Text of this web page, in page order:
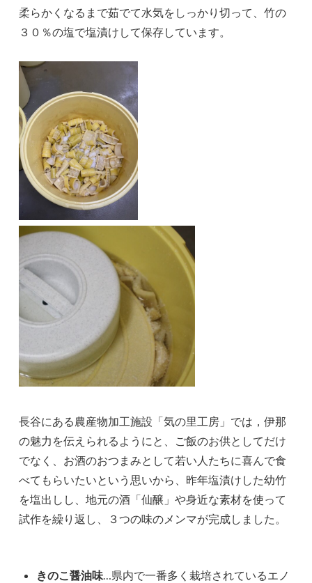
柔らかくなるまで茹でて水気をしっかり切って、竹の
３０％の塩で塩漬けして保存しています。
長谷にある農産物加工施設「気の里工房」では，伊那
の魅力を伝えられるようにと、ご飯のお供としてだけ
でなく、お酒のおつまみとして若い人たちに喜んで食
べてもらいたいという思いから、昨年塩漬けした幼竹
を塩出しし、地元の酒「仙醸」や身近な素材を使って
試作を繰り返し、３つの味のメンマが完成しました。
きのこ醤油味…県内で一番多く栽培されているエノ